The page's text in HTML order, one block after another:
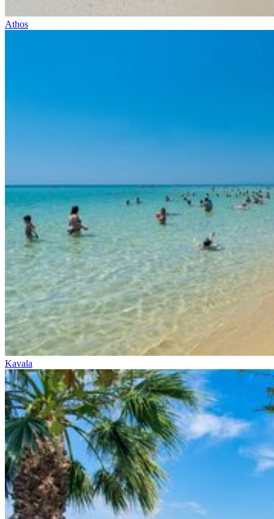
Athos
Kavala